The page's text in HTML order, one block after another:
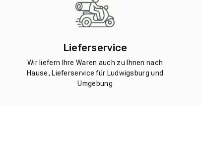
Lieferservice
Wir liefern Ihre Waren auch zu Ihnen nach
Hause, Lieferservice für Ludwigsburg und
Umgebung